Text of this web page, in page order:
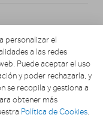
Carretero
personalizar el
a las redes
Puede aceptar el uso
y poder rechazarla, y
se recopila y gestiona a
obtener más
Política de Cookies.